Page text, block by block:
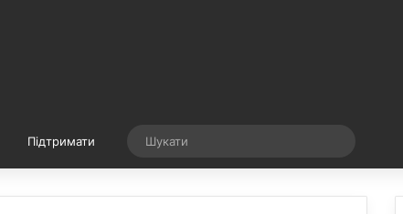
Підтримати Випадкова стаття